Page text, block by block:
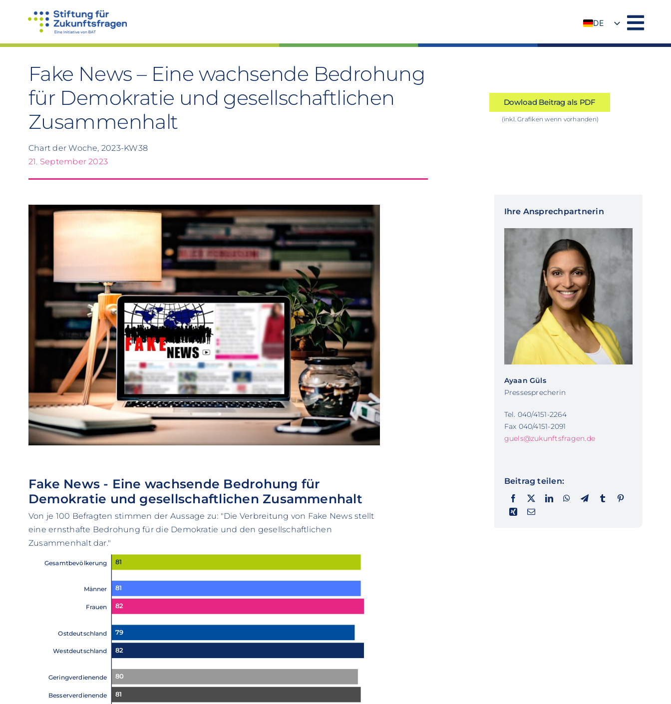
DE
Fake News – Eine wachsende Bedrohung
für Demokratie und gesellschaftlichen
Zusammenhalt
Chart der Woche, 2023-KW38
21. September 2023
Dowload Beitrag als PDF
(inkl. Grafiken wenn vorhanden)
Fake News - Eine wachsende Bedrohung für
Demokratie und gesellschaftlichen Zusammenhalt
Von je 100 Befragten stimmen der Aussage zu: "Die Verbreitung von Fake News stellt
eine ernsthafte Bedrohung für die Demokratie und den gesellschaftlichen
Zusammenhalt dar."
Gesamtbevölkerung 81
Männer 81
Frauen 82
Ostdeutschland 79
Westdeutschland 82
Geringverdienende 80
Besserverdienende 81
Ihre Ansprechpartnerin
Ayaan Güls
Pressesprecherin
Tel. 040/4151-2264
Fax 040/4151-2091
guels@zukunftsfragen.de
Beitrag teilen: